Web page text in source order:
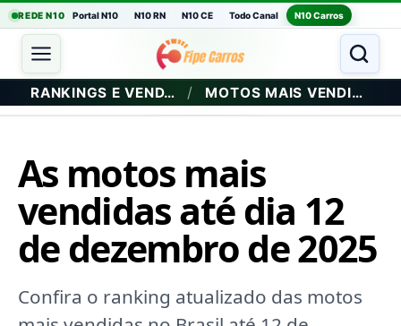
REDE N10 Portal N10 N10 RN N10 CE Todo Canal N10 Carros
RANKINGS E VENDAS / MOTOS MAIS VENDIDAS
As motos mais
vendidas até dia 12
de dezembro de 2025
Confira o ranking atualizado das motos